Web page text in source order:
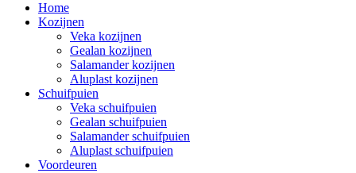
Home
Kozijnen
Veka kozijnen
Gealan kozijnen
Salamander kozijnen
Aluplast kozijnen
Schuifpuien
Veka schuifpuien
Gealan schuifpuien
Salamander schuifpuien
Aluplast schuifpuien
Voordeuren